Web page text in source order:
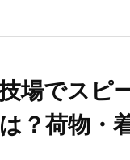
場でスピ
？荷物・